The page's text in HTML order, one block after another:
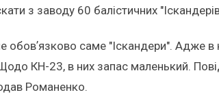
з заводу 60 балістичних
обовʼязково саме "Іскандери". Адже
КН-23, в них запас маленький.
Романенко.